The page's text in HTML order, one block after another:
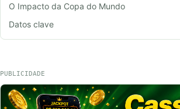
O Impacto da Copa do Mundo
Datos clave
PUBLICIDADE